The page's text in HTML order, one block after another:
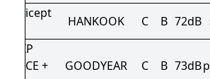
icept
HANKOOK C B 72dB
+
GOODYEAR C B 73dB